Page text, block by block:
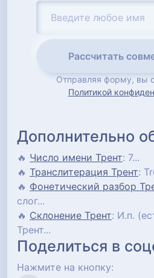
Рассчитать
Отправляя форму, вы
Политикой
Дополнительно
🔥 Число имени Трент: 7...
🔥 Транслитерация Трент:
🔥 Фонетический разбор
слог...
🔥 Склонение Трент: И.п.
Трент...
Поделиться в
Нажмите на кнопку: